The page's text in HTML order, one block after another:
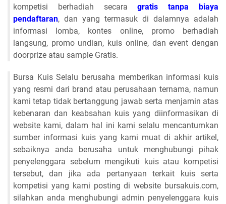
kompetisi berhadiah secaragratis tanpa biaya
pendaftaran, dan yang termasuk di dalamnya adalah
informasi lomba, kontes online, promo berhadiah
langsung, promo undian, kuis online, dan event dengan
doorprize atau sample Gratis.
Bursa Kuis Selalu berusaha memberikan informasi kuis
yang resmi dari brand atau perusahaan ternama, namun
kami tetap tidak bertanggung jawab serta menjamin atas
kebenaran dan keabsahan kuis yang diinformasikan di
website kami, dalam hal ini kami selalu mencantumkan
sumber informasi kuis yang kami muat di akhir artikel,
sebaiknya anda berusaha untuk menghubungi pihak
penyelenggara sebelum mengikuti kuis atau kompetisi
tersebut, dan jika ada pertanyaan terkait kuis serta
kompetisi yang kami posting di website bursakuis.com,
silahkan anda menghubungi admin penyelenggara kuis